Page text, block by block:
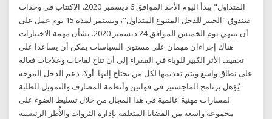
المتداول" يبدأ اليوم الأحد الموافق 6 ديسمبر 2020، الاكتتاب في وحدات
صندوق "الخبير للدخل المتنوع المتداول"، ويستمر لمدة 15 يوم عمل على
أن ينتهي يوم الخميس الموافق 24 ديسمبر 2020. بشأن مهمة الاختبارات
هناك إجراءان مهمان على مستوى السياسات يمكن أن يساعدا على
تخفيف الأثر الكبير للوباء في الفقراء إلى أن تتاح لقاحات وعلاجات فعالة
على نطاق واسع ويتم تقديمها لكل من يحتاج إليها. أولا، دعم الدخل الموجه
يُؤهل برنامج الماجستير في قوانين وأنظمة المصارف والتمويل الطلبة
لمسارات مهنية عالمية في هذا المجال من خلال تسليط الضوء على
مجموعة واسعة من القضايا المتعلقة بإدارة الثروات والأُطر الرئيسية